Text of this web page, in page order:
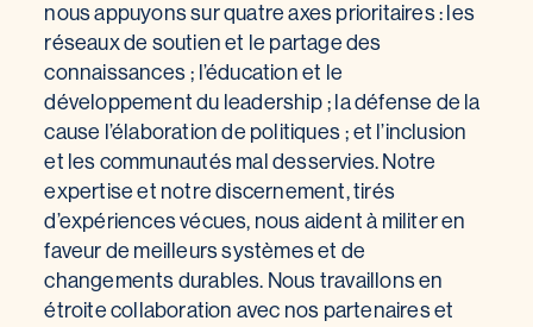
nous appuyons sur quatre axes prioritaires : les
réseaux de soutien et le partage des
connaissances ; l’éducation et le
développement du leadership ; la défense de la
cause l’élaboration de politiques ; et l’inclusion
et les communautés mal desservies. Notre
expertise et notre discernement, tirés
d’expériences vécues, nous aident à militer en
faveur de meilleurs systèmes et de
changements durables. Nous travaillons en
étroite collaboration avec nos partenaires et